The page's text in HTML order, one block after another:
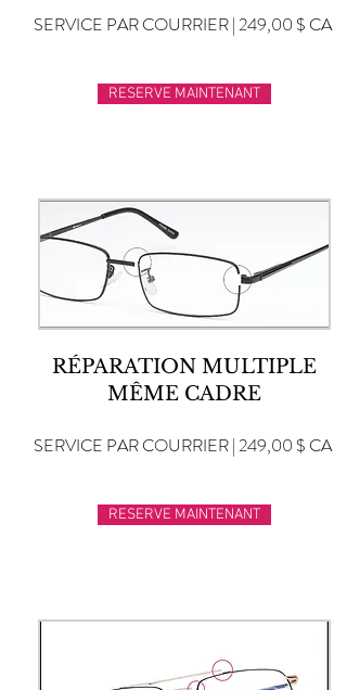
SERVICE PAR COURRIER | 249,00 $ CA
RESERVE MAINTENANT
RÉPARATION MULTIPLE
MÊME CADRE
SERVICE PAR COURRIER | 249,00 $ CA
RESERVE MAINTENANT